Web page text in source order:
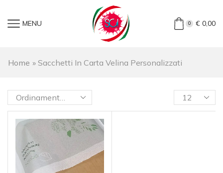
MENU 0 €0,00
Home » Sacchetti In Carta Velina Personalizzati